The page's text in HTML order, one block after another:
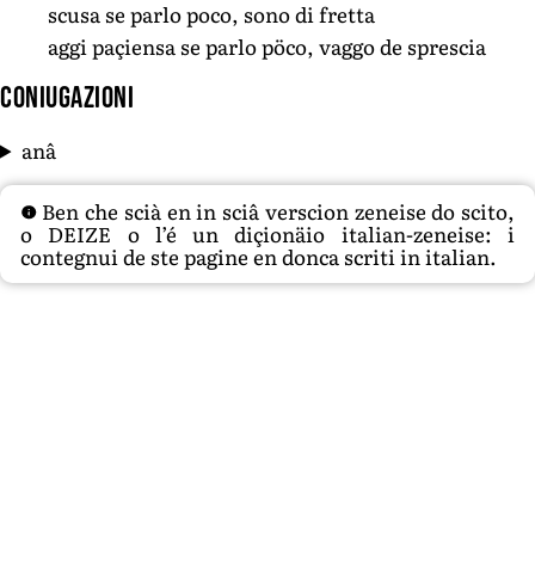
scusa se parlo poco, sono di fretta
aggi paçiensa se parlo pöco, vaggo de sprescia
Coniugazioni
anâ
Ben che scià en in sciâ verscion zeneise do scito,
o DEIZE o l’é un diçionäio italian-zeneise: i
contegnui de ste pagine en donca scriti in italian.